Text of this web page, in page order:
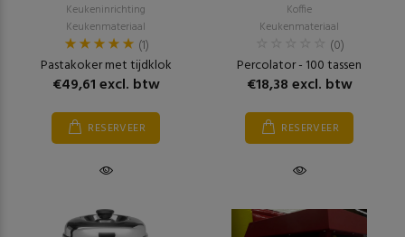
Keukeninrichting
Keukenmateriaal
(1)
Pastakoker met tijdklok
€49,61 excl. btw
RESERVEER
Koffie
Keukenmateriaal
(0)
Percolator - 100 tassen
€18,38 excl. btw
RESERVEER